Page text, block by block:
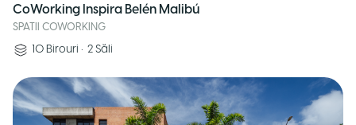
CoWorking Inspira Belén Malibú
SPATII COWORKING
10 Birouri • 2 Săli